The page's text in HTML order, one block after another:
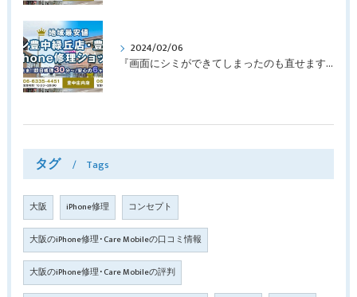
2024/02/06
『画面にシミができてしまったのも直せますか？』豊中市南桜塚より画面修理でご来店♪【iPhone11Pro】
タグ Tags
大阪 iPhone修理 コンセプト
大阪のiPhone修理･Care Mobileの口コミ情報
大阪のiPhone修理･Care Mobileの評判